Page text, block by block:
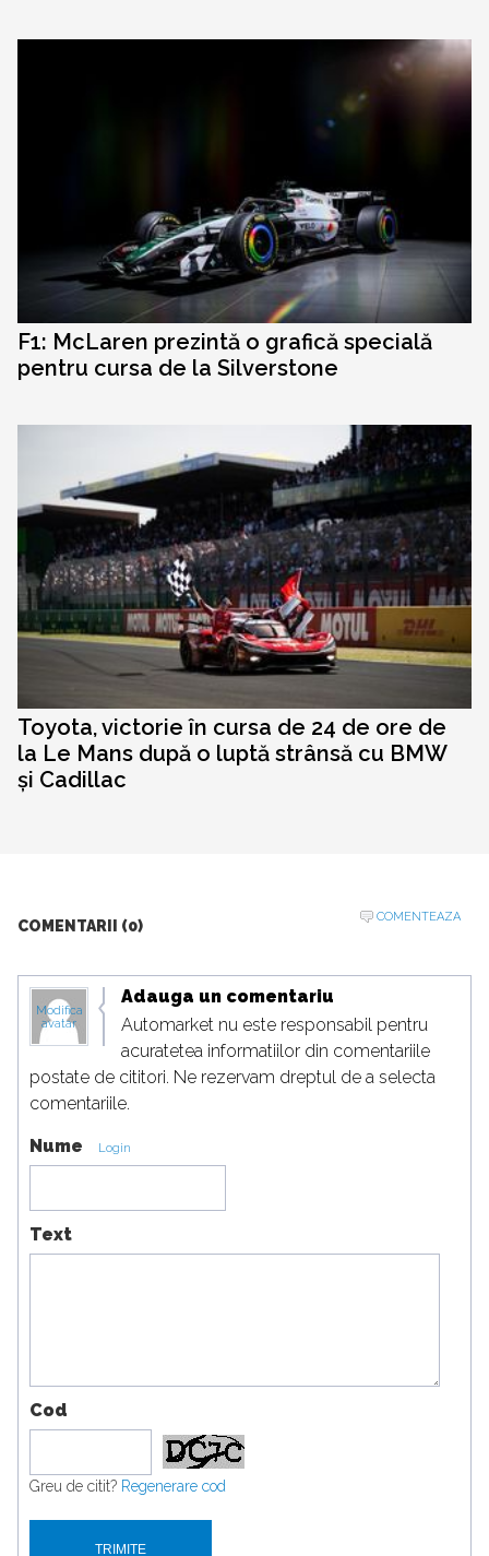
F1: McLaren prezintă o grafică specială
pentru cursa de la Silverstone
Toyota, victorie în cursa de 24 de ore de
la Le Mans după o luptă strânsă cu BMW
și Cadillac
COMENTARII (0)
COMENTEAZA
Modifica
avatar
Adauga un comentariu
Automarket nu este responsabil pentru
acuratetea informatiilor din comentariile
postate de cititori. Ne rezervam dreptul de a selecta
comentariile.
Nume Login
Text
Cod
Greu de citit? Regenerare cod